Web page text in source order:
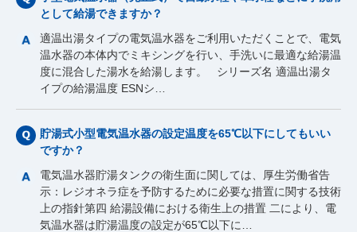
として給湯できますか？
適温出湯タイプの電気温水器をご利用いただくことで、電気
温水器の本体内でミキシングを行い、手洗いに最適な給湯温
度に混合した湯水を給湯します。 シリーズ名 適温出湯タ
イプの給湯温度 ESNシ…
貯湯式小型電気温水器の設定温度を65℃以下にしてもいい
ですか？
電気温水器貯湯タンクの衛生面に関しては、厚生労働省告
示：レジオネラ症を予防するために必要な措置に関する技術
上の指針第四 給湯設備における衛生上の措置 二により、電
気温水器は貯湯温度の設定が65℃以下に…